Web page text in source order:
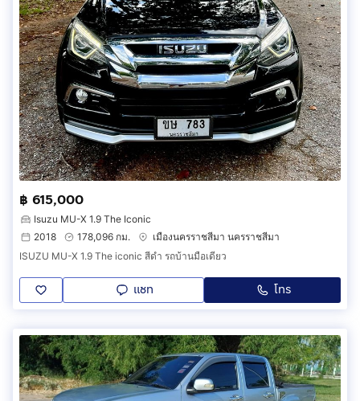
฿ 615,000
Isuzu MU-X 1.9 The Iconic
2018
178,096 กม.
เมืองนครราชสีมา นครราชสีมา
ISUZU MU-X 1.9 The iconic สีดำ รถบ้านมือเดียว
แชท โทร